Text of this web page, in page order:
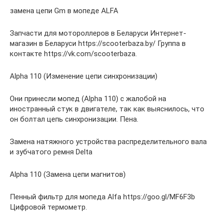
замена цепи Gm в мопеде ALFA
Запчасти для мотороллеров в Беларуси Интернет-
магазин в Беларуси https://scooterbaza.by/ Группа в
контакте https://vk.com/scooterbaza.
Alpha 110 (Изменение цепи синхронизации)
Они принесли мопед (Alpha 110) с жалобой на
иностранный стук в двигателе, так как выяснилось, что
он болтал цепь синхронизации. Пена.
Замена натяжного устройства распределительного вала
и зубчатого ремня Delta
Alpha 110 (Замена цепи магнитов)
Пенный фильтр для мопеда Alfa https://goo.gl/MF6F3b
Цифровой термометр.